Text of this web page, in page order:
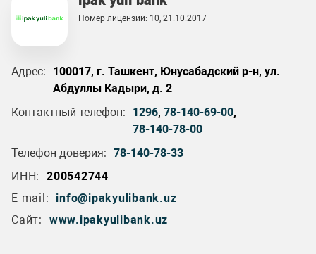
Номер лицензии: 10, 21.10.2017
Адрес:
100017, г. Ташкент, Юнусабадский р-н, ул.
Абдуллы Кадыри, д. 2
Контактный телефон:
1296, 78-140-69-00,
78-140-78-00
Телефон доверия: 78-140-78-33
ИНН:
200542744
E-mail:
info@ipakyulibank.uz
Сайт:
www.ipakyulibank.uz